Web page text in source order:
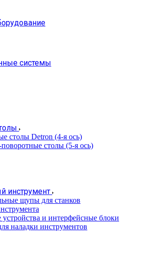
системы
столы Detron (4-я ось)
столы (5-я ось)
инструмент
щупы для станков
и интерфейсные блоки
наладки инструментов